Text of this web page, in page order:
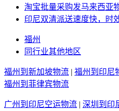
淘宝批量采购发马来西亚
印尼双清派送速度快，时
福州
同行业其他地区
福州到新加坡物流 | 福州到印尼
福州到菲律宾物流
广州到印尼空运物流 | 深圳到印